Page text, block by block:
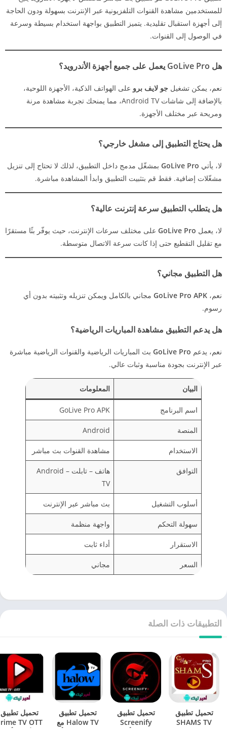
للمستخدمين مشاهدة القنوات التلفزيونية عبر الإنترنت بسهولة ودون الحاجة
إلى أجهزة استقبال تقليدية. يتميز التطبيق بواجهة استخدام بسيطة وسرعة
في الوصول إلى القنوات.
هل GoLive Pro يعمل على جميع أجهزة الأندرويد؟
نعم، يمكن تشغيل جو لايف برو على الهواتف الذكية، الأجهزة اللوحية،
بالإضافة إلى شاشات Android TV، مما يمنحك تجربة مشاهدة مرنة
ومريحة عبر مختلف الأجهزة.
هل يحتاج التطبيق إلى مشغل خارجي؟
لا، يأتي GoLive Pro بمشغّل مدمج داخل التطبيق، لذلك لا تحتاج إلى تنزيل
مشغّلات إضافية. فقط قم بتثبيت التطبيق وابدأ المشاهدة مباشرة.
هل يتطلب التطبيق سرعة إنترنت عالية؟
لا، يعمل GoLive Pro على مختلف سرعات الإنترنت، حيث يوفّر بثًا مستقرًا
مع تقليل التقطيع حتى إذا كانت سرعة الاتصال متوسطة.
هل التطبيق مجاني؟
نعم، GoLive Pro APK مجاني بالكامل ويمكن تنزيله وتثبيته بدون أي
رسوم.
هل يدعم التطبيق مشاهدة المباريات الرياضية؟
نعم، يدعم GoLive Pro بث المباريات الرياضية والقنوات الرياضية مباشرة
عبر الإنترنت بجودة مناسبة وثبات عالي.
البيان المعلومات
اسم البرنامج GoLive Pro APK
المنصة Android
الاستخدام مشاهدة القنوات بث مباشر
التوافق
هاتف – تابلت – Android
TV
أسلوب التشغيل بث مباشر عبر الإنترنت
سهولة التحكم واجهة منظمة
الاستقرار أداء ثابت
السعر مجاني
التطبيقات ذات الصلة
تحميل تطبيق
SHAMS TV
تحميل تطبيق
Screenify
تحميل تطبيق
Halow TV مع
تحميل تطبيق
TV OTT